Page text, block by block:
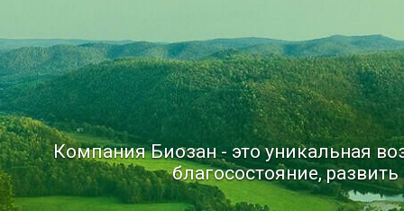
Компания Биозан - это уникальная
благосостояние,